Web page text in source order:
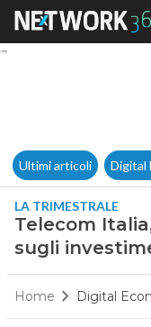
Ultimi articoli Digital
LA TRIMESTRALE
Telecom
sugli
Home Digital